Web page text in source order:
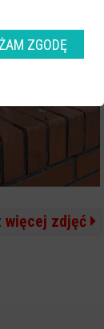
więcej zdjęć
ZGODĘ